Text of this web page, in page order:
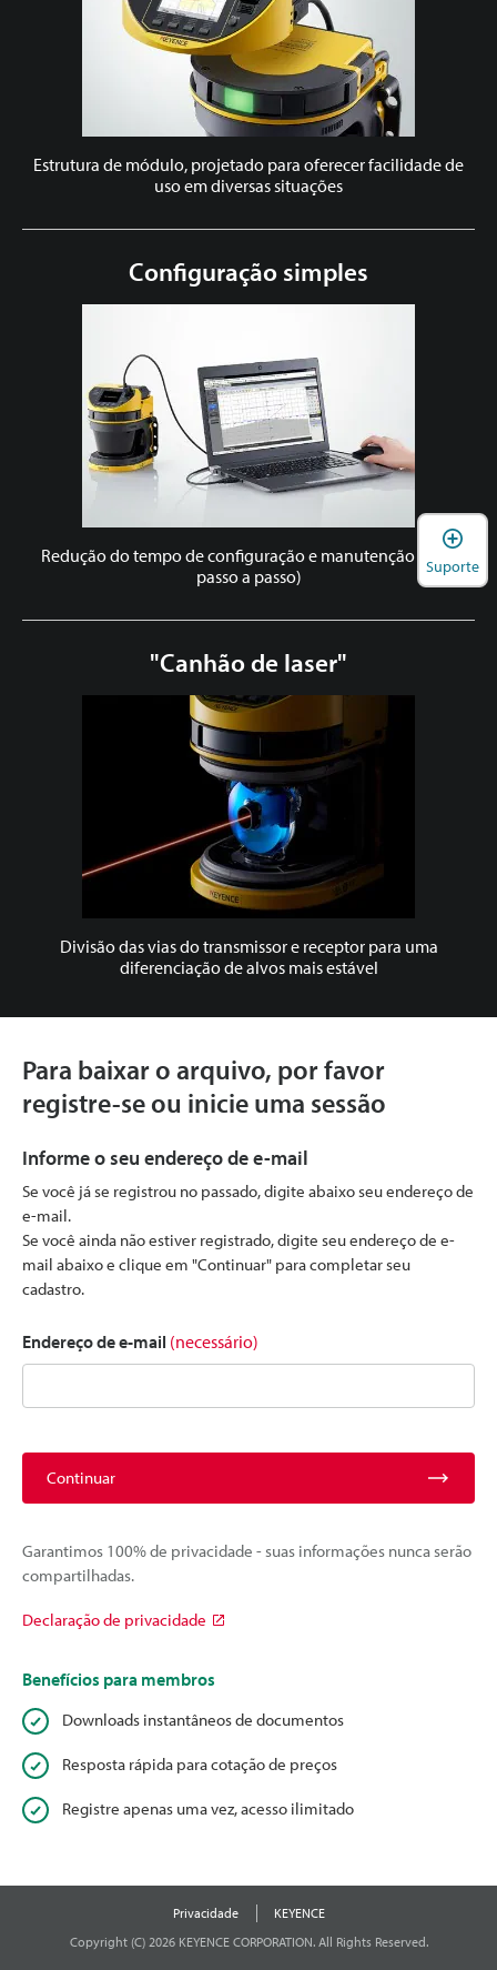
Estrutura de módulo, projetado para oferecer facilidade de
uso em diversas situações
Configuração simples
Redução do tempo de configuração e manutenção (com
passo a passo)
"Canhão de laser"
Divisão das vias do transmissor e receptor para uma
diferenciação de alvos mais estável
Para baixar o arquivo, por favor
registre-se ou inicie uma sessão
Informe o seu endereço de e-mail
Se você já se registrou no passado, digite abaixo seu endereço de
e-mail.
Se você ainda não estiver registrado, digite seu endereço de e-
mail abaixo e clique em "Continuar" para completar seu
cadastro.
Endereço de e-mail (necessário)
Continuar
Garantimos 100% de privacidade - suas informações nunca serão
compartilhadas.
Declaração de privacidade
Benefícios para membros
Downloads instantâneos de documentos
Resposta rápida para cotação de preços
Registre apenas uma vez, acesso ilimitado
Suporte
Privacidade
KEYENCE
Copyright (C) 2026 KEYENCE CORPORATION. All Rights Reserved.